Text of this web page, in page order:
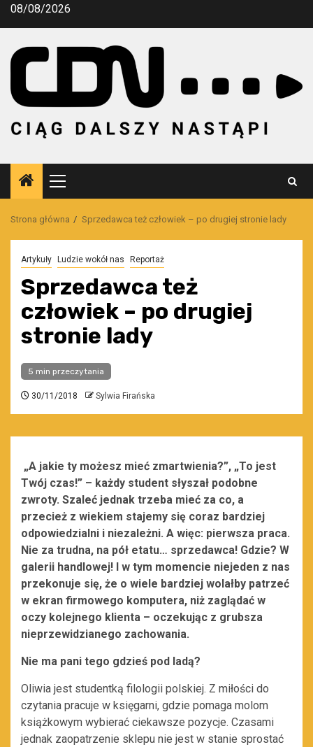
Przejdź
08/08/2026
Menu
główne
Strona główna Sprzedawca też człowiek – po drugiej stronie lady
Artykuły Ludzie wokół nas Reportaż
Sprzedawca też
człowiek – po drugiej
stronie lady
5 min przeczytania
30/11/2018 Sylwia Firańska
„A jakie ty możesz mieć zmartwienia?”, „To jest
Twój czas!” – każdy student słyszał podobne
zwroty. Szaleć jednak trzeba mieć za co, a
przecież z wiekiem stajemy się coraz bardziej
odpowiedzialni i niezależni. A więc: pierwsza praca.
Nie za trudna, na pół etatu… sprzedawca! Gdzie? W
galerii handlowej! I w tym momencie niejeden z nas
przekonuje się, że o wiele bardziej wolałby patrzeć
w ekran firmowego komputera, niż zaglądać w
oczy kolejnego klienta – oczekując z grubsza
nieprzewidzianego zachowania.
Nie ma pani tego gdzieś pod ladą?
Oliwia jest studentką filologii polskiej. Z miłości do
czytania pracuje w księgarni, gdzie pomaga molom
książkowym wybierać ciekawsze pozycje. Czasami
jednak zaopatrzenie sklepu nie jest w stanie sprostać